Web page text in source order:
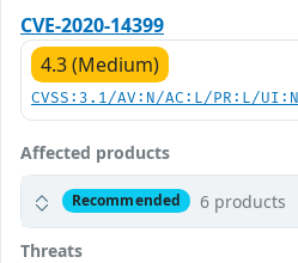
CVE-2020-14399
4.3 (Medium)
CVSS:3.1/AV:N/AC:L/PR:L/
Affected products
Recommended 6 products
Threats